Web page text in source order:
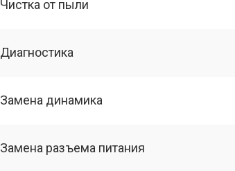
Чистка от пыли
Диагностика
Замена динамика
Замена разъема питания